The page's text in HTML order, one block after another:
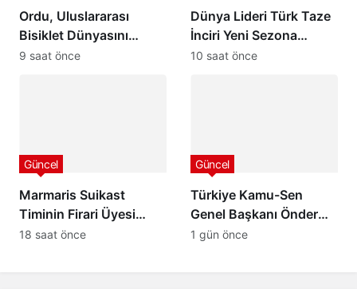
Ordu, Uluslararası
Bisiklet Dünyasını
Ağırlamaya
9 saat önce
Dünya Lideri Türk Taze
İnciri Yeni Sezona
Başladı: Rekolte
10 saat önce
Marmaris Suikast
Timinin Firari Üyesi
Burkay Karatepe
Güncel
18 saat önce
Türkiye Kamu-Sen
Genel Başkanı Önder
Kahveci, Mustafa
Güncel
1 gün önce